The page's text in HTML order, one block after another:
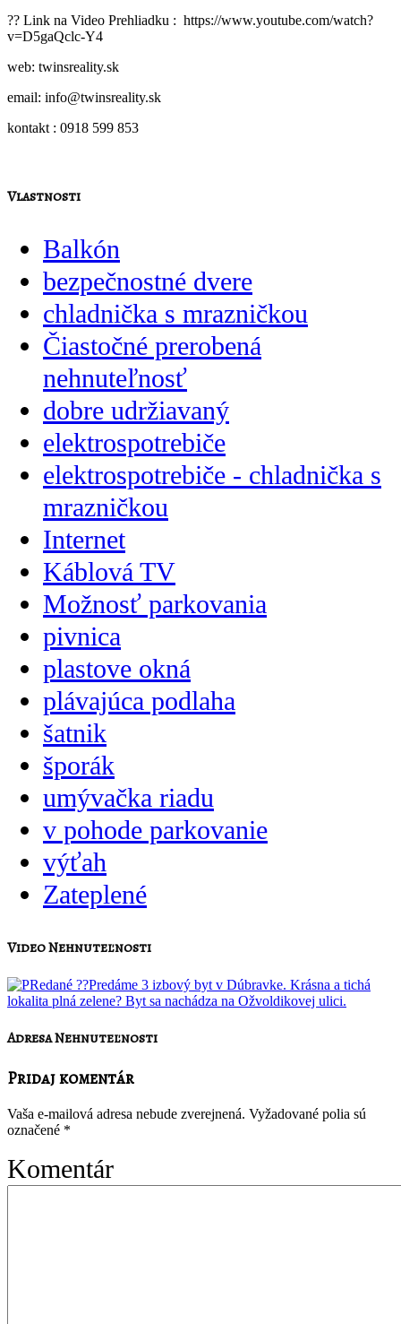
?? Link na Video Prehliadku : https://www.youtube.com/watch?
v=D5gaQclc-Y4
web: twinsreality.sk
email: info@twinsreality.sk
kontakt : 0918 599 853
Vlastnosti
Balkón
bezpečnostné dvere
chladnička s mrazničkou
Čiastočné prerobená
nehnuteľnosť
dobre udržiavaný
elektrospotrebiče
elektrospotrebiče - chladnička s
mrazničkou
Internet
Káblová TV
Možnosť parkovania
pivnica
plastove okná
plávajúca podlaha
šatnik
šporák
umývačka riadu
v pohode parkovanie
výťah
Zateplené
Video Nehnuteľnosti
Adresa Nehnuteľnosti
Pridaj komentár
Vaša e-mailová adresa nebude zverejnená. Vyžadované polia sú
označené *
Komentár